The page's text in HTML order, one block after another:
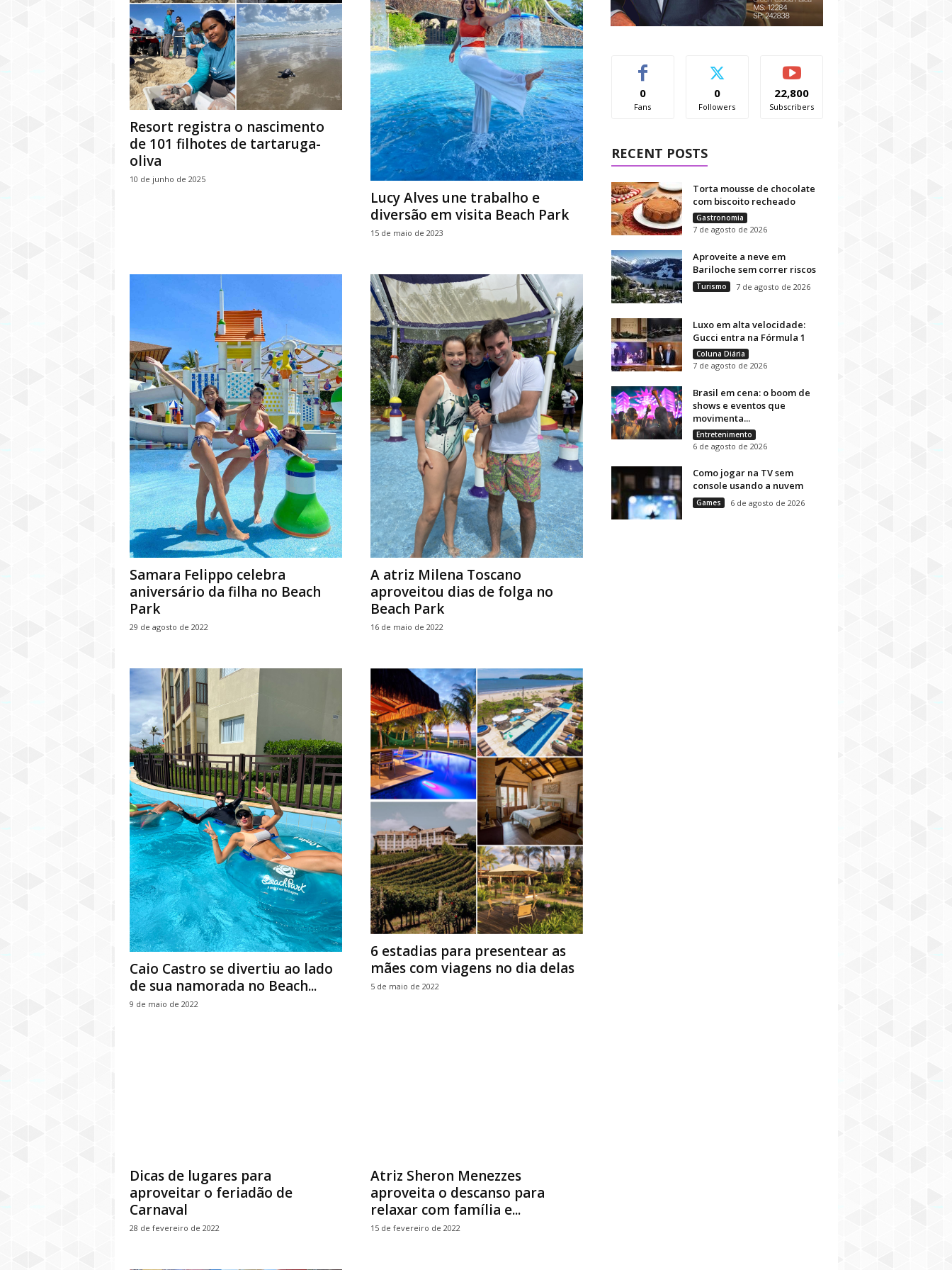
Resort registra o nascimento
de 101 filhotes de tartaruga-
oliva
10 de junho de 2025
Lucy Alves une trabalho e
diversão em visita Beach Park
15 de maio de 2023
Samara Felippo celebra
aniversário da filha no Beach
Park
29 de agosto de 2022
A atriz Milena Toscano
aproveitou dias de folga no
Beach Park
16 de maio de 2022
Caio Castro se divertiu ao lado
de sua namorada no Beach...
9 de maio de 2022
6 estadias para presentear as
mães com viagens no dia delas
5 de maio de 2022
Dicas de lugares para
aproveitar o feriadão de
Carnaval
28 de fevereiro de 2022
Atriz Sheron Menezzes
aproveita o descanso para
relaxar com família e...
15 de fevereiro de 2022
0
Fans
0
Followers
22,800
Subscribers
RECENT POSTS
Torta mousse de chocolate
com biscoito recheado
Gastronomia
7 de agosto de 2026
Aproveite a neve em
Bariloche sem correr riscos
Turismo 7 de agosto de 2026
Luxo em alta velocidade:
Gucci entra na Fórmula 1
Coluna Diária
7 de agosto de 2026
Brasil em cena: o boom de
shows e eventos que
movimenta...
Entretenimento
6 de agosto de 2026
Como jogar na TV sem
console usando a nuvem
Games 6 de agosto de 2026